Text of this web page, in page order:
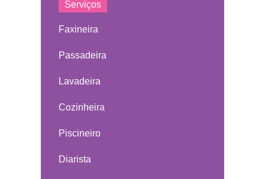
Serviços
Faxineira
Passadeira
Lavadeira
Cozinheira
Piscineiro
Diarista